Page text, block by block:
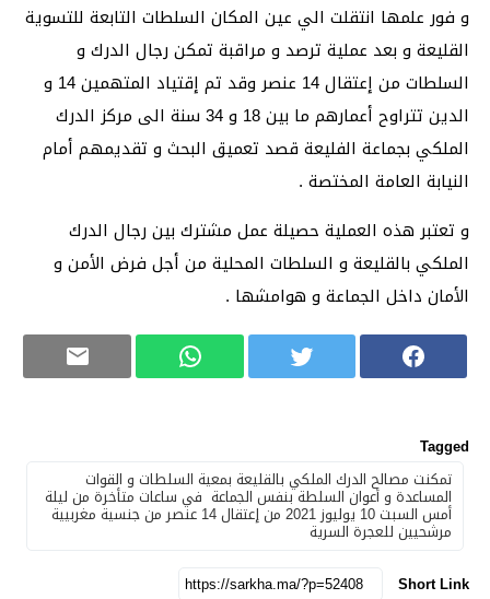
و فور علمها انتقلت الي عين المكان السلطات التابعة للتسوية
القليعة و بعد عملية ترصد و مراقبة تمكن رجال الدرك و
السلطات من إعتقال 14 عنصر وقد تم إقتياد المتهمين 14 و
الدين تتراوح أعمارهم ما بين 18 و 34 سنة الى مركز الدرك
الملكي بجماعة الفليعة قصد تعميق البحث و تقديمهم أمام
النيابة العامة المختصة .
و تعتبر هذه العملية حصيلة عمل مشترك بين رجال الدرك
الملكي بالقليعة و السلطات المحلية من أجل فرض الأمن و
الأمان داخل الجماعة و هوامشها .
Tagged
تمكنت مصالح الدرك الملكي بالقليعة بمعية السلطات و القوات
المساعدة و أعوان السلطة بنفس الجماعة في ساعات متأخرة من ليلة
أمس السبت 10 يوليوز 2021 من إعتقال 14 عنصر من جنسية مغربيية
مرشحيين للعجرة السرية
Short Link